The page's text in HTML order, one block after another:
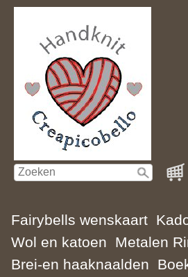
Fairybells wenskaart
Wol en katoen
Metalen
Brei-en haaknaalden